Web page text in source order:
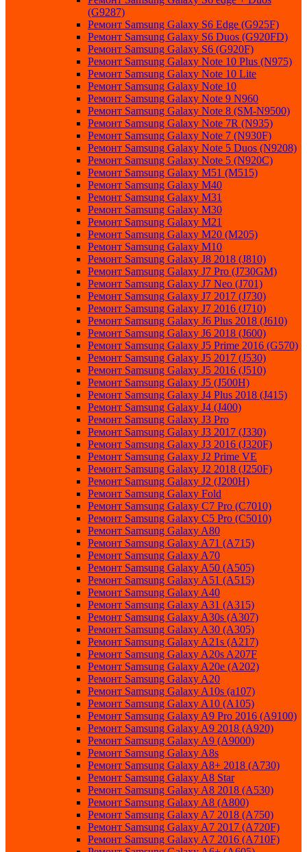
(G9287)
Ремонт Samsung Galaxy S6 Edge (G925F)
Ремонт Samsung Galaxy S6 Duos (G920FD)
Ремонт Samsung Galaxy S6 (G920F)
Ремонт Samsung Galaxy Note 10 Plus (N975)
Ремонт Samsung Galaxy Note 10 Lite
Ремонт Samsung Galaxy Note 10
Ремонт Samsung Galaxy Note 9 N960
Ремонт Samsung Galaxy Note 8 (SM-N9500)
Ремонт Samsung Galaxy Note 7R (N935)
Ремонт Samsung Galaxy Note 7 (N930F)
Ремонт Samsung Galaxy Note 5 Duos (N9208)
Ремонт Samsung Galaxy Note 5 (N920C)
Ремонт Samsung Galaxy M51 (M515)
Ремонт Samsung Galaxy M40
Ремонт Samsung Galaxy M31
Ремонт Samsung Galaxy M30
Ремонт Samsung Galaxy M21
Ремонт Samsung Galaxy M20 (M205)
Ремонт Samsung Galaxy M10
Ремонт Samsung Galaxy J8 2018 (J810)
Ремонт Samsung Galaxy J7 Pro (J730GM)
Ремонт Samsung Galaxy J7 Neo (J701)
Ремонт Samsung Galaxy J7 2017 (J730)
Ремонт Samsung Galaxy J7 2016 (J710)
Ремонт Samsung Galaxy J6 Plus 2018 (J610)
Ремонт Samsung Galaxy J6 2018 (J600)
Ремонт Samsung Galaxy J5 Prime 2016 (G570)
Ремонт Samsung Galaxy J5 2017 (J530)
Ремонт Samsung Galaxy J5 2016 (J510)
Ремонт Samsung Galaxy J5 (J500H)
Ремонт Samsung Galaxy J4 Plus 2018 (J415)
Ремонт Samsung Galaxy J4 (J400)
Ремонт Samsung Galaxy J3 Pro
Ремонт Samsung Galaxy J3 2017 (J330)
Ремонт Samsung Galaxy J3 2016 (J320F)
Ремонт Samsung Galaxy J2 Prime VE
Ремонт Samsung Galaxy J2 2018 (J250F)
Ремонт Samsung Galaxy J2 (J200H)
Ремонт Samsung Galaxy Fold
Ремонт Samsung Galaxy C7 Pro (C7010)
Ремонт Samsung Galaxy C5 Pro (C5010)
Ремонт Samsung Galaxy A80
Ремонт Samsung Galaxy A71 (A715)
Ремонт Samsung Galaxy A70
Ремонт Samsung Galaxy A50 (A505)
Ремонт Samsung Galaxy A51 (A515)
Ремонт Samsung Galaxy A40
Ремонт Samsung Galaxy A31 (A315)
Ремонт Samsung Galaxy A30s (A307)
Ремонт Samsung Galaxy A30 (A305)
Ремонт Samsung Galaxy A21s (A217)
Ремонт Samsung Galaxy A20s A207F
Ремонт Samsung Galaxy A20e (A202)
Ремонт Samsung Galaxy A20
Ремонт Samsung Galaxy A10s (a107)
Ремонт Samsung Galaxy A10 (A105)
Ремонт Samsung Galaxy A9 Pro 2016 (A9100)
Ремонт Samsung Galaxy A9 2018 (A920)
Ремонт Samsung Galaxy A9 (A9000)
Ремонт Samsung Galaxy A8s
Ремонт Samsung Galaxy A8+ 2018 (A730)
Ремонт Samsung Galaxy A8 Star
Ремонт Samsung Galaxy A8 2018 (A530)
Ремонт Samsung Galaxy A8 (A800)
Ремонт Samsung Galaxy A7 2018 (A750)
Ремонт Samsung Galaxy A7 2017 (A720F)
Ремонт Samsung Galaxy A7 2016 (A710F)